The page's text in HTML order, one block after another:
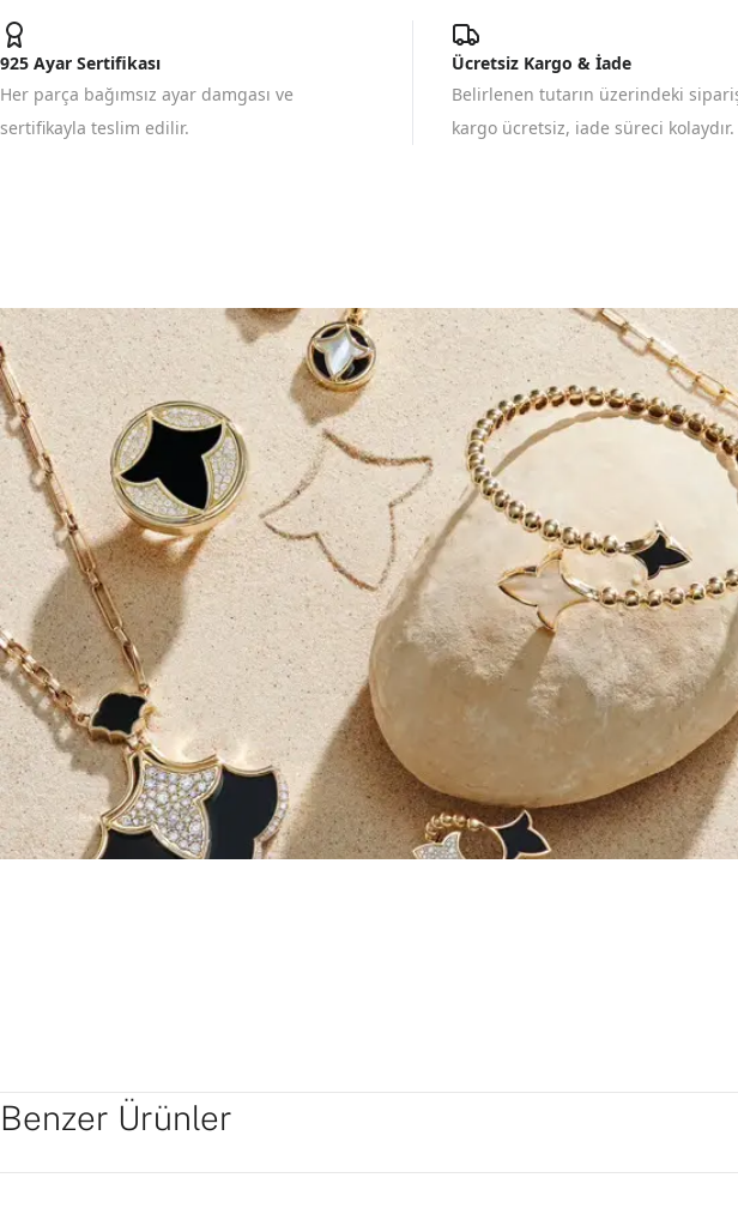
925 Ayar Sertifikası
Her parça bağımsız ayar damgası ve
sertifikayla teslim edilir.
Ücretsiz Kargo & İade
Belirlenen tutarın üzerindeki
kargo ücretsiz, iade süreci kolaydır.
Benzer Ürünler